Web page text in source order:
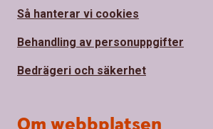
Så hanterar vi cookies
Behandling av personuppgifter
Bedrägeri och säkerhet